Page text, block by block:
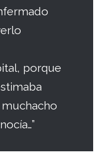
porque